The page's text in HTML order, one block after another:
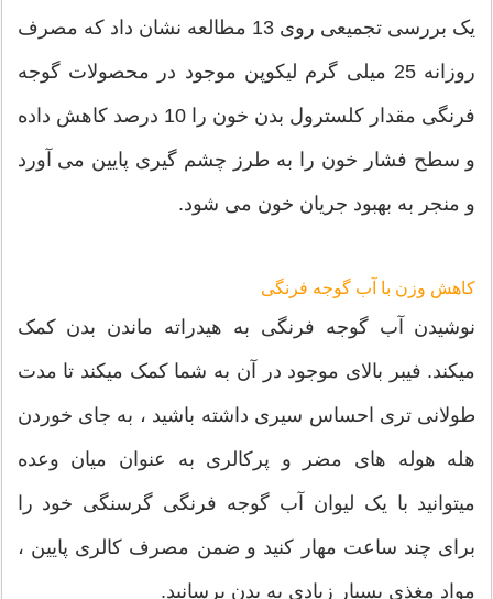
یک بررسی تجمیعی روی 13 مطالعه نشان داد که مصرف
روزانه 25 میلی گرم لیکوپن موجود در محصولات گوجه
فرنگی مقدار کلسترول بدن خون را 10 درصد کاهش داده
و سطح فشار خون را به طرز چشم گیری پایین می آورد
و منجر به بهبود جریان خون می شود.
کاهش وزن با آب گوجه فرنگی
نوشیدن آب گوجه فرنگی به هیدراته ماندن بدن کمک
میکند. فیبر بالای موجود در آن به شما کمک میکند تا مدت
طولانی تری احساس سیری داشته باشید ، به جای خوردن
هله هوله های مضر و پرکالری به عنوان میان وعده
میتوانید با یک لیوان آب گوجه فرنگی گرسنگی خود را
برای چند ساعت مهار کنید و ضمن مصرف کالری پایین ،
مواد مغذی بسیار زیادی به بدن برسانید.